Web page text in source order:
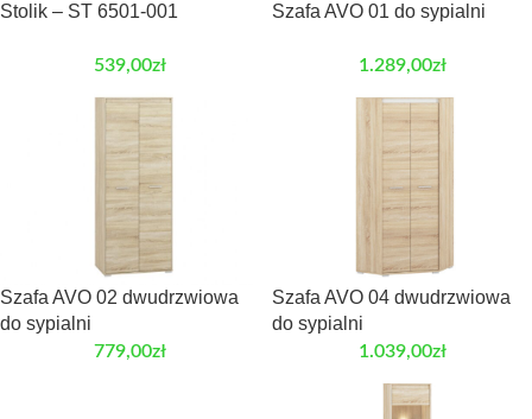
Stolik – ST 6501-001
539,00zł
Szafa AVO 01 do sypialni
1.289,00zł
Szafa AVO 02 dwudrzwiowa
do sypialni
779,00zł
Szafa AVO 04 dwudrzwiowa
do sypialni
1.039,00zł